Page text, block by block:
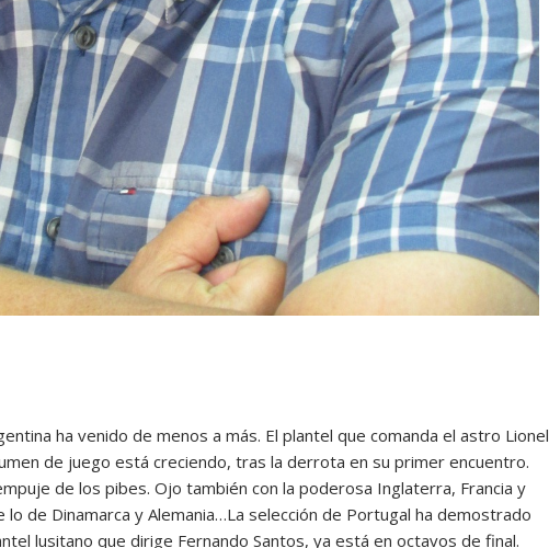
ha venido de menos a más. El plantel que comanda el astro Lionel
de juego está creciendo, tras la derrota en su primer encuentro.
de los pibes. Ojo también con la poderosa Inglaterra, Francia y
de Dinamarca y Alemania…La selección de Portugal ha demostrado
lusitano que dirige Fernando Santos, ya está en octavos de final.